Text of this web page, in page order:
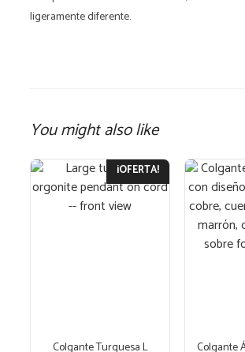
ligeramente diferente.
You might also like
¡OFERTA!
Colgante Turquesa L Colgante